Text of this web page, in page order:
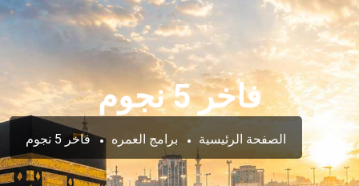
فاخر 5 نجوم
الصفحة الرئيسية برامج العمره فاخر 5 نجوم